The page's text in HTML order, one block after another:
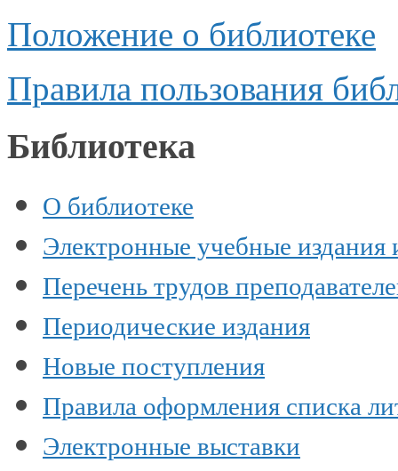
Положение о библиотеке
Правила пользования
Библиотека
О библиотеке
Электронные учебные издания
Перечень трудов
Периодические издания
Новые поступления
Правила оформления списка
Электронные выставки